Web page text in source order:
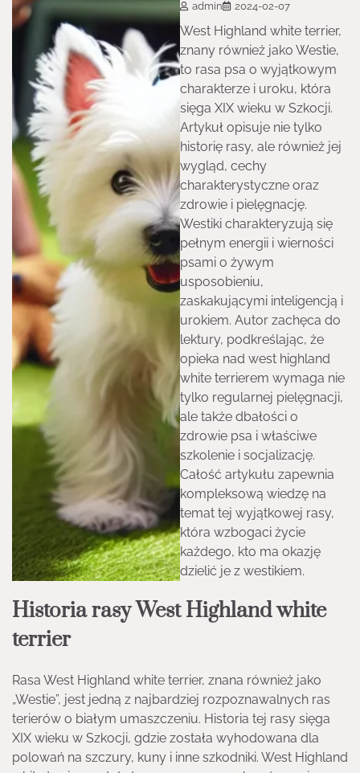
admin 2024-02-07
West Highland white terrier,
znany również jako Westie,
to rasa psa o wyjątkowym
charakterze i uroku, która
sięga XIX wieku w Szkocji.
Artykuł opisuje nie tylko
historię rasy, ale również jej
wygląd, cechy
charakterystyczne oraz
zdrowie i pielęgnację.
Westiki charakteryzują się
pełnym energii i wierności
psami o żywym
usposobieniu,
zaskakującymi inteligencją i
urokiem. Autor zachęca do
lektury, podkreślając, że
opieka nad west highland
white terrierem wymaga nie
tylko regularnej pielęgnacji,
ale także dbałości o
zdrowie psa i właściwe
szkolenie i socjalizację.
Całość artykułu zapewnia
kompleksową wiedzę na
temat tej wyjątkowej rasy,
która wzbogaci życie
każdego, kto ma okazję
dzielić je z westikiem.
Historia rasy West Highland white
terrier
Rasa West Highland white terrier, znana również jako
„Westie”, jest jedną z najbardziej rozpoznawalnych ras
terierów o białym umaszczeniu. Historia tej rasy sięga
XIX wieku w Szkocji, gdzie została wyhodowana dla
polowań na szczury, kuny i inne szkodniki. West Highland